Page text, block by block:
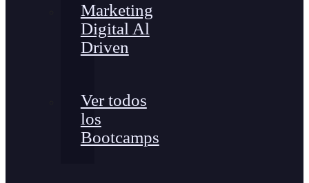
Marketing
Digital Al
Driven
Ver todos
los
Bootcamps